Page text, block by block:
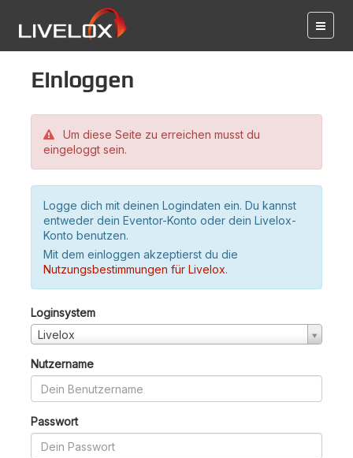
Einloggen
Um diese Seite zu erreichen musst du
eingeloggt sein.
Logge dich mit deinen Logindaten ein. Du kannst
entweder dein Eventor-Konto oder dein Livelox-
Konto benutzen.
Mit dem einloggen akzeptierst du die
Nutzungsbestimmungen für Livelox.
Loginsystem
Livelox
Nutzername
Passwort